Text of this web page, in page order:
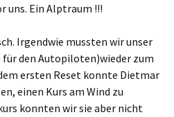
uns. Ein Alptraum !!!
Irgendwie mussten wir unser
für den Autopiloten)wieder zum
ersten Reset konnte Dietmar
einen Kurs am Wind zu
konnten wir sie aber nicht